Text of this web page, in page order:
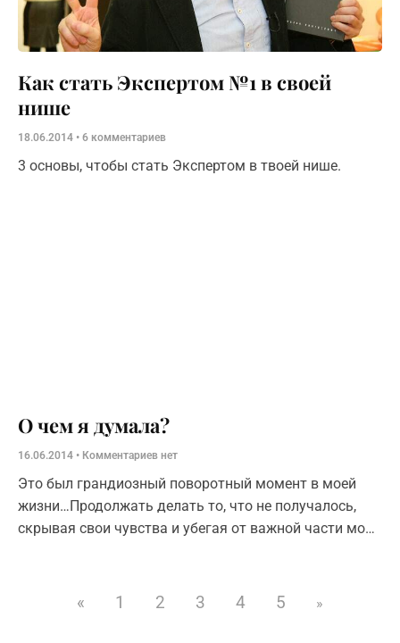
Как стать Экспертом №1 в своей
нише
18.06.2014 6 комментариев
3 основы, чтобы стать Экспертом в твоей нише.
О чем я думала?
16.06.2014 Комментариев нет
Это был грандиозный поворотный момент в моей
жизни…Продолжать делать то, что не получалось,
скрывая свои чувства и убегая от важной части моих
« 1 2 3 4 5 »